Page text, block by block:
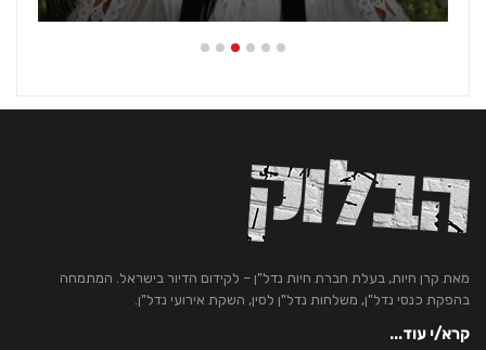
מאת קרן חיות, בעלת חברת חיות נדל"ן – לקידום הדיור בישראל. המתמחה
בהפקת כנסי נדל"ן, משלחות נדל"ן לסין, השקת אירועי נדל"ן.
קרא/י עוד...